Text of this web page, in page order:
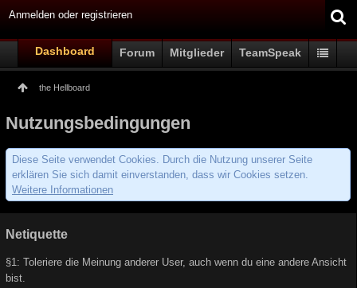
Anmelden oder registrieren
Dashboard Forum Mitglieder TeamSpeak
the Hellboard
Nutzungsbedingungen
Diese Seite verwendet Cookies. Durch die Nutzung unserer Seite
erklären Sie sich damit einverstanden, dass wir Cookies setzen.
Weitere Informationen
Netiquette
§1: Toleriere die Meinung anderer User, auch wenn du eine andere Ansicht
bist.